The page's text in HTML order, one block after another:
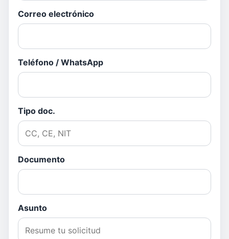
Correo electrónico
Teléfono / WhatsApp
Tipo doc.
Documento
Asunto